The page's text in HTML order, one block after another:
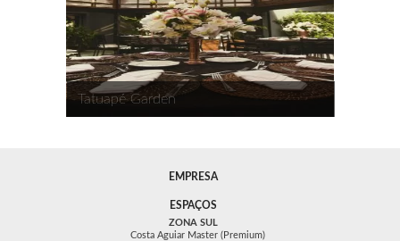
Tatuapé Garden
EMPRESA
ESPAÇOS
ZONA SUL
Costa Aguiar Master (Premium)